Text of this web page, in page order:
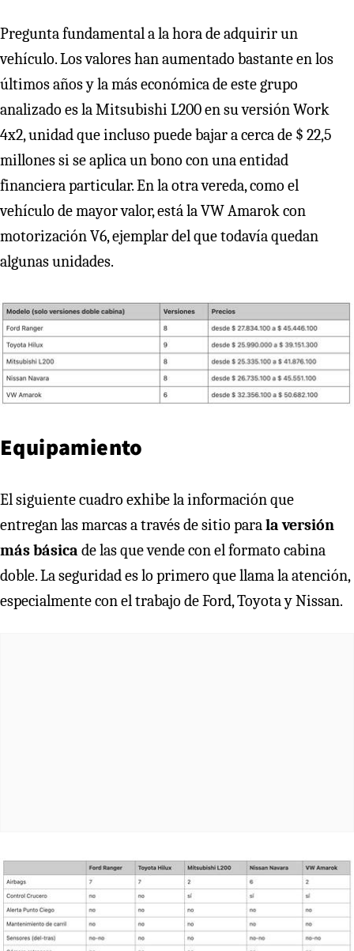
Pregunta fundamental a la hora de adquirir un
vehículo. Los valores han aumentado bastante en los
últimos años y la más económica de este grupo
analizado es la Mitsubishi L200 en su versión Work
4x2, unidad que incluso puede bajar a cerca de $ 22,5
millones si se aplica un bono con una entidad
financiera particular. En la otra vereda, como el
vehículo de mayor valor, está la VW Amarok con
motorización V6, ejemplar del que todavía quedan
algunas unidades.
Equipamiento
El siguiente cuadro exhibe la información que
entregan las marcas a través de sitio parala versión
más básica de las que vende con el formato cabina
doble. La seguridad es lo primero que llama la atención,
especialmente con el trabajo de Ford, Toyota y Nissan.